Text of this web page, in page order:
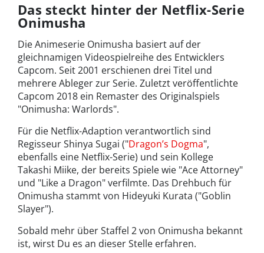
Das steckt hinter der Netflix-Serie
Onimusha
Die Animeserie Onimusha basiert auf der
gleichnamigen Videospielreihe des Entwicklers
Capcom. Seit 2001 erschienen drei Titel und
mehrere Ableger zur Serie. Zuletzt veröffentlichte
Capcom 2018 ein Remaster des Originalspiels
"Onimusha: Warlords".
Für die Netflix-Adaption verantwortlich sind
Regisseur Shinya Sugai ("Dragon’s Dogma",
ebenfalls eine Netflix-Serie) und sein Kollege
Takashi Miike, der bereits Spiele wie "Ace Attorney"
und "Like a Dragon" verfilmte. Das Drehbuch für
Onimusha stammt von Hideyuki Kurata ("Goblin
Slayer").
Sobald mehr über Staffel 2 von Onimusha bekannt
ist, wirst Du es an dieser Stelle erfahren.